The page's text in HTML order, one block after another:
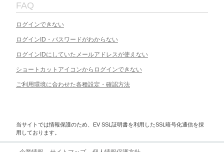
FAQ
ログインできない
ログインID・パスワードがわからない
ログインIDにしていたメールアドレスが使えない
ショートカットアイコンからログインできない
ご利用環境に合わせた各種設定・確認方法
当サイトでは情報保護のため、EV SSL証明書を利用したSSL暗号化通信を採
用しております。